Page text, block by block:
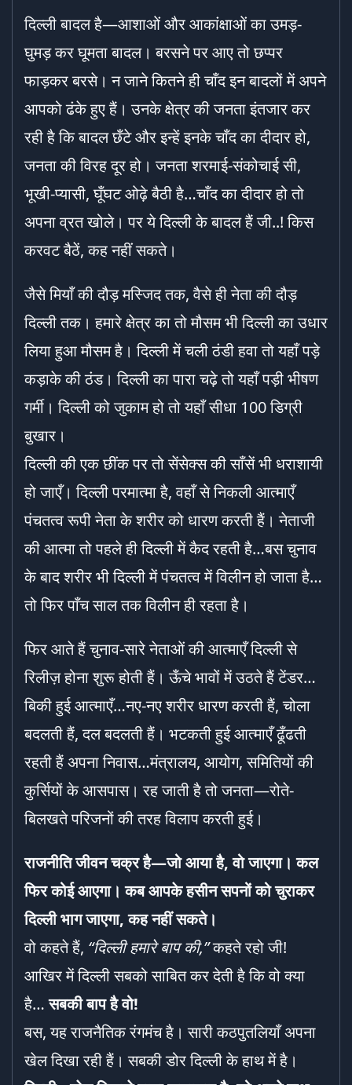
दिल्ली बादल है—आशाओं और आकांक्षाओं का उमड़-
घुमड़ कर घूमता बादल। बरसने पर आए तो छप्पर
फाड़कर बरसे। न जाने कितने ही चाँद इन बादलों में अपने
आपको ढंके हुए हैं। उनके क्षेत्र की जनता इंतजार कर
रही है कि बादल छँटे और इन्हें इनके चाँद का दीदार हो,
जनता की विरह दूर हो। जनता शरमाई-संकोचाई सी,
भूखी-प्यासी, घूँघट ओढ़े बैठी है…चाँद का दीदार हो तो
अपना व्रत खोले। पर ये दिल्ली के बादल हैं जी..! किस
करवट बैठें, कह नहीं सकते।
जैसे मियाँ की दौड़ मस्जिद तक, वैसे ही नेता की दौड़
दिल्ली तक। हमारे क्षेत्र का तो मौसम भी दिल्ली का उधार
लिया हुआ मौसम है। दिल्ली में चली ठंडी हवा तो यहाँ पड़े
कड़ाके की ठंड। दिल्ली का पारा चढ़े तो यहाँ पड़ी भीषण
गर्मी। दिल्ली को जुकाम हो तो यहाँ सीधा 100 डिग्री
बुखार।
दिल्ली की एक छींक पर तो सेंसेक्स की साँसें भी धराशायी
हो जाएँ। दिल्ली परमात्मा है, वहाँ से निकली आत्माएँ
पंचतत्व रूपी नेता के शरीर को धारण करती हैं। नेताजी
की आत्मा तो पहले ही दिल्ली में कैद रहती है…बस चुनाव
के बाद शरीर भी दिल्ली में पंचतत्व में विलीन हो जाता है…
तो फिर पाँच साल तक विलीन ही रहता है।
फिर आते हैं चुनाव-सारे नेताओं की आत्माएँ दिल्ली से
रिलीज़ होना शुरू होती हैं। ऊँचे भावों में उठते हैं टेंडर…
बिकी हुई आत्माएँ…नए-नए शरीर धारण करती हैं, चोला
बदलती हैं, दल बदलती हैं। भटकती हुई आत्माएँ ढूँढती
रहती हैं अपना निवास…मंत्रालय, आयोग, समितियों की
कुर्सियों के आसपास। रह जाती है तो जनता—रोते-
बिलखते परिजनों की तरह विलाप करती हुई।
राजनीति जीवन चक्र है—जो आया है,वो जाएगा। कल
फिर कोई आएगा। कब आपके हसीन सपनों को चुराकर
दिल्ली भाग जाएगा,कह नहीं सकते।
वो कहते हैं, “दिल्ली हमारे बाप की,”कहते रहो जी!
आखिर में दिल्ली सबको साबित कर देती है कि वो क्या
है…सबकी बाप है वो!
बस, यह राजनैतिक रंगमंच है। सारी कठपुतलियाँ अपना
खेल दिखा रही हैं। सबकी डोर दिल्ली के हाथ में है।